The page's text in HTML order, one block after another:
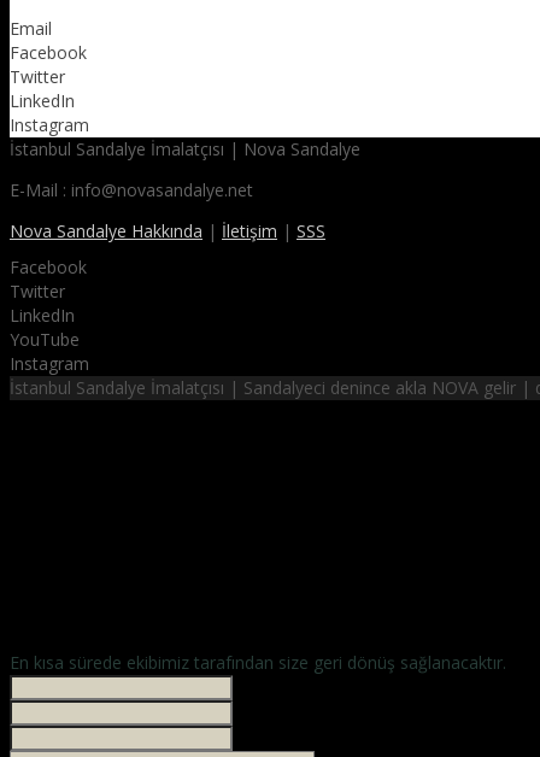
Email
Facebook
Twitter
LinkedIn
Instagram
İstanbul Sandalye İmalatçısı | Nova Sandalye
E-Mail : info@novasandalye.net
Nova Sandalye Hakkında | İletişim | SSS
Facebook
Twitter
LinkedIn
YouTube
Instagram
İstanbul Sandalye İmalatçısı | Sandalyeci denince akla NOVA gelir
En kısa sürede ekibimiz tarafından size geri dönüş sağlanacaktır.